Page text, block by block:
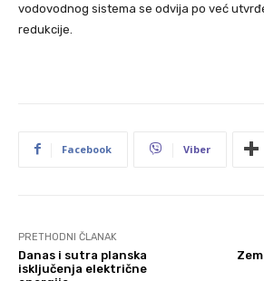
vodovodnog sistema se odvija po već
redukcije.
Facebook Viber
PRETHODNI ČLANAK
Danas i sutra planska
isključenja električne